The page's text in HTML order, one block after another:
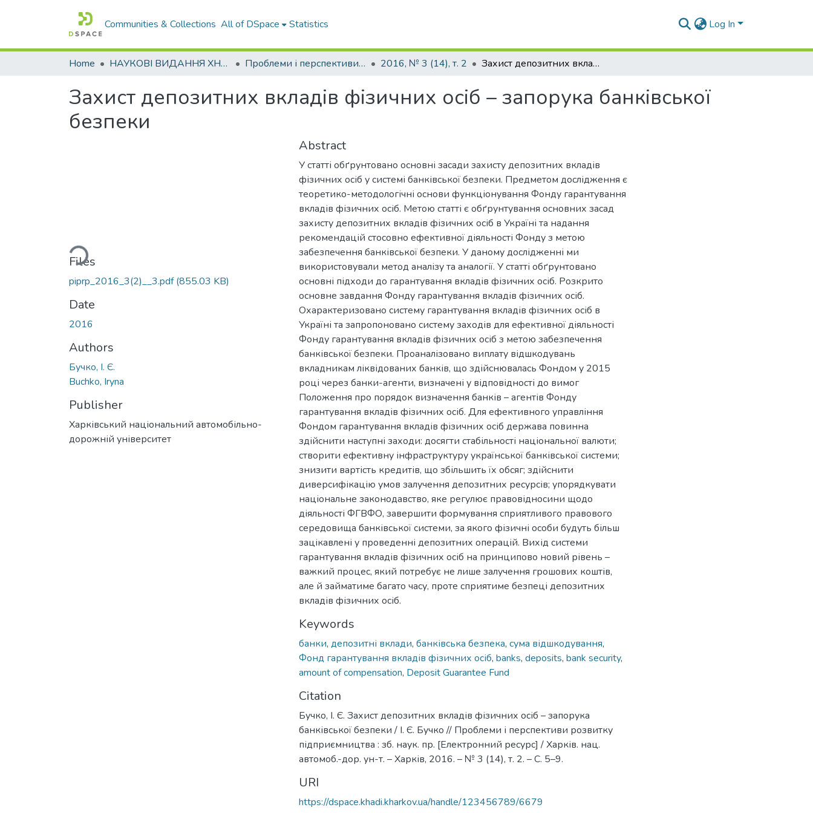
Communities & Collections All of DSpace Statistics Log In
Home НАУКОВІ ВИДАННЯ ХНАДУ Проблеми і перспективи розвитку підприємництва 2016, № 3 (14), т. 2 Захист депозитних вкладів фізичних осіб – запорука банківської безпеки
Захист депозитних вкладів фізичних осіб – запорука банківської
безпеки
Loading...
Files
piprp_2016_3(2)__3.pdf(855.03 KB)
Date
2016
Authors
Бучко, І. Є.
Buchko, Iryna
Publisher
Харківський національний автомобільно-
дорожній університет
Abstract
У статті обґрунтовано основні засади захисту депозитних вкладів
фізичних осіб у системі банківської безпеки. Предметом дослідження є
теоретико-методологічні основи функціонування Фонду гарантування
вкладів фізичних осіб. Метою статті є обґрунтування основних засад
захисту депозитних вкладів фізичних осіб в Україні та надання
рекомендацій стосовно ефективної діяльності Фонду з метою
забезпечення банківської безпеки. У даному дослідженні ми
використовували метод аналізу та аналогії. У статті обґрунтовано
основні підходи до гарантування вкладів фізичних осіб. Розкрито
основне завдання Фонду гарантування вкладів фізичних осіб.
Охарактеризовано систему гарантування вкладів фізичних осіб в
Україні та запропоновано систему заходів для ефективної діяльності
Фонду гарантування вкладів фізичних осіб з метою забезпечення
банківської безпеки. Проаналізовано виплату відшкодувань
вкладникам ліквідованих банків, що здійснювалась Фондом у 2015
році через банки-агенти, визначені у відповідності до вимог
Положення про порядок визначення банків – агентів Фонду
гарантування вкладів фізичних осіб. Для ефективного управління
Фондом гарантування вкладів фізичних осіб держава повинна
здійснити наступні заходи: досягти стабільності національної валюти;
створити ефективну інфраструктуру української банківської системи;
знизити вартість кредитів, що збільшить їх обсяг; здійснити
диверсифікацію умов залучення депозитних ресурсів; упорядкувати
національне законодавство, яке регулює правовідносини щодо
діяльності ФГВФО, завершити формування сприятливого правового
середовища банківської системи, за якого фізичні особи будуть більш
зацікавлені у проведенні депозитних операцій. Вихід системи
гарантування вкладів фізичних осіб на принципово новий рівень –
важкий процес, який потребує не лише залучення грошових коштів,
але й займатиме багато часу, проте сприятиме безпеці депозитних
вкладів фізичних осіб.
Keywords
банки, депозитні вклади, банківська безпека, сума відшкодування,
Фонд гарантування вкладів фізичних осіб, banks, deposits, bank security,
amount of compensation, Deposit Guarantee Fund
Citation
Бучко, І. Є. Захист депозитних вкладів фізичних осіб – запорука
банківської безпеки / І. Є. Бучко // Проблеми і перспективи розвитку
підприємництва : зб. наук. пр. [Електронний ресурс] / Харків. нац.
автомоб.-дор. ун-т. – Харків, 2016. – № 3 (14), т. 2. – С. 5–9.
URI
https://dspace.khadi.kharkov.ua/handle/123456789/6679